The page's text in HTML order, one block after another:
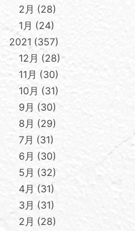
2月
28
1月
24
2021 357
12月
28
11月
30
10月
31
9月
30
8月
29
7月
31
6月
30
5月
32
4月
31
3月
31
2月
28